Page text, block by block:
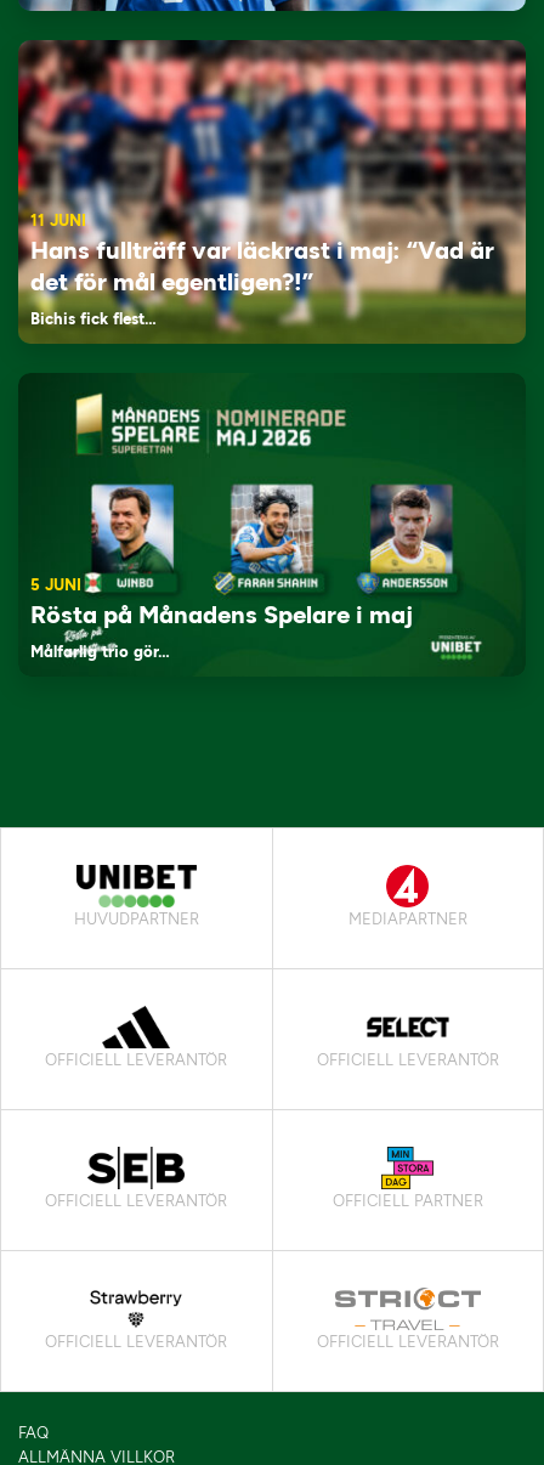
11 JUNI
Hans fullträff var läckrast i maj: “Vad är
det för mål egentligen?!”
Bichis fick flest…
5 JUNI
Rösta på Månadens Spelare i maj
Målfarlig trio gör…
HUVUDPARTNER MEDIAPARTNER
OFFICIELL LEVERANTÖR OFFICIELL LEVERANTÖR
OFFICIELL LEVERANTÖR OFFICIELL PARTNER
OFFICIELL LEVERANTÖR OFFICIELL LEVERANTÖR
FAQ
ALLMÄNNA VILLKOR